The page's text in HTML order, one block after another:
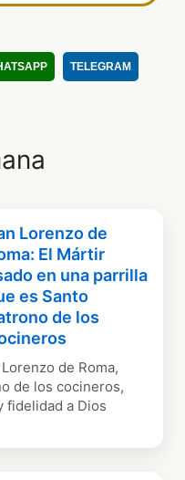
TELEGRAM
Lorenzo de
El Mártir
en una parrilla
es Santo
de los
de Roma,
de los cocineros,
fidelidad a Dios